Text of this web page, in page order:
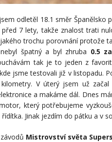
odletěl 18.1 směr Španělsko
7 lety, takže znalost trati
trochu porovnání protože
špatný a byl zhruba 0.5
tak je to jeden z
jsme testovali již v listopadu.
V úterý jsem už
a makáme dál. Dnes
který potřebujeme
Jinak jezdím do pátku a v
Mistrovství světa